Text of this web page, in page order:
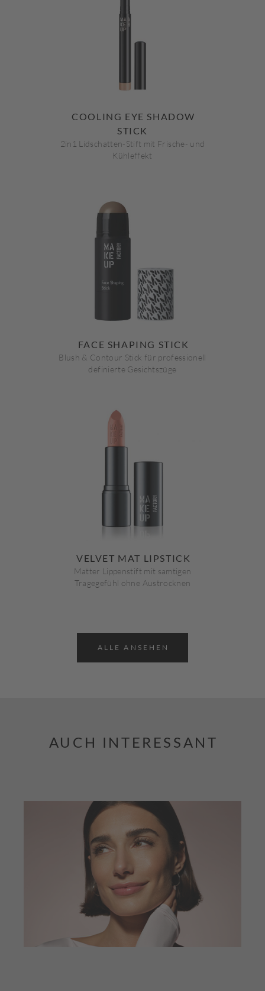
COOLING EYE SHADOW
STICK
2in1 Lidschatten-Stift mit Frische- und
Kühleffekt
FACE SHAPING STICK
Blush & Contour Stick für professionell
definierte Gesichtszüge
VELVET MAT LIPSTICK
Matter Lippenstift mit samtigen
Tragegefühl ohne Austrocknen
ALLE ANSEHEN
AUCH INTERESSANT